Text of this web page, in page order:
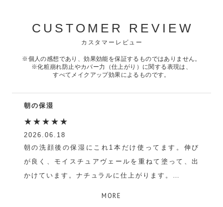
CUSTOMER REVIEW
カスタマーレビュー
※個人の感想であり、効果効能を保証するものではありません。
※化粧崩れ防止やカバー力（仕上がり）に関する表現は、
すべてメイクアップ効果によるものです。
朝の保湿
★★★★★
2026.06.18
朝の洗顔後の保湿にこれ1本だけ使ってます。伸び
が良く、モイスチュアヴェールを重ねて塗って、出
かけています。ナチュラルに仕上がります。
MORE